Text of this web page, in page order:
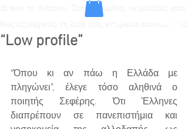
“Low profile”
“Όπου κι αν πάω η Ελλάδα με
πληγώνει”, έλεγε τόσο αληθινά ο
ποιητής Σεφέρης. Ότι Έλληνες
διαπρέπουν σε πανεπιστήμια και